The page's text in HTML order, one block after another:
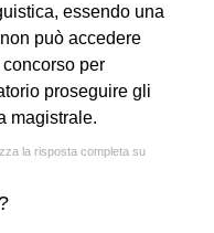
essendo una
può accedere
per
proseguire gli
magistrale.
la risposta completa su